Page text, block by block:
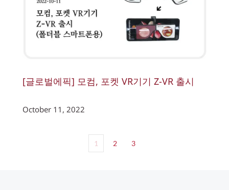
[글로벌에픽] 모컴, 포켓 VR기기 Z-VR 출시
October 11, 2022
1 2 3